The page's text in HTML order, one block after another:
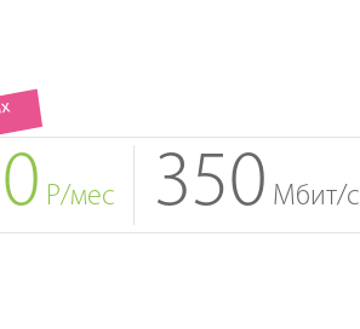
Р/мес 350 Мбит/с